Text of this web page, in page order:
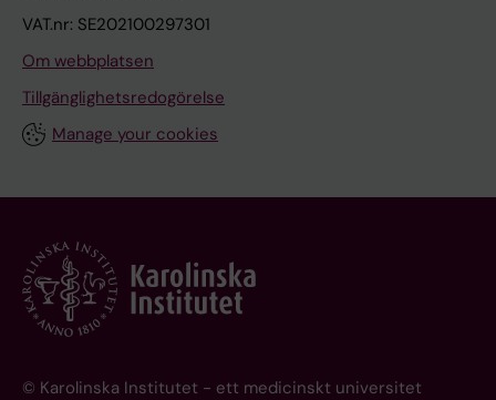
VAT.nr: SE202100297301
Om webbplatsen
Tillgänglighetsredogörelse
Manage your cookies
© Karolinska Institutet - ett medicinskt universitet